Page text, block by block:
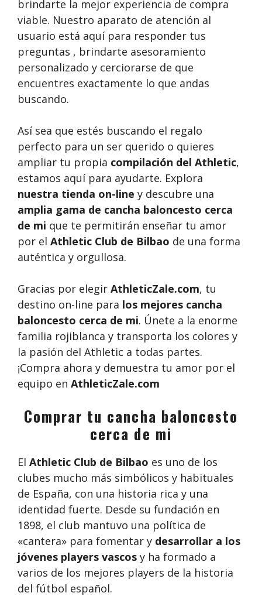
brindarte la mejor experiencia de compra
viable. Nuestro aparato de atención al
usuario está aquí para responder tus
preguntas , brindarte asesoramiento
personalizado y cerciorarse de que
encuentres exactamente lo que andas
buscando.
Así sea que estés buscando el regalo
perfecto para un ser querido o quieres
ampliar tu propia compilación del Athletic,
estamos aquí para ayudarte. Explora
nuestra tienda on-line y descubre una
amplia gama de cancha baloncesto cerca
de mi que te permitirán enseñar tu amor
por el Athletic Club de Bilbao de una forma
auténtica y orgullosa.
Gracias por elegir AthleticZale.com, tu
destino on-line para los mejores cancha
baloncesto cerca de mi. Únete a la enorme
familia rojiblanca y transporta los colores y
la pasión del Athletic a todas partes.
¡Compra ahora y demuestra tu amor por el
equipo en AthleticZale.com
Comprar tu cancha baloncesto
cerca de mi
El Athletic Club de Bilbao es uno de los
clubes mucho más simbólicos y habituales
de España, con una historia rica y una
identidad fuerte. Desde su fundación en
1898, el club mantuvo una política de
«cantera» para fomentar y desarrollar a los
jóvenes players vascos y ha formado a
varios de los mejores players de la historia
del fútbol español.